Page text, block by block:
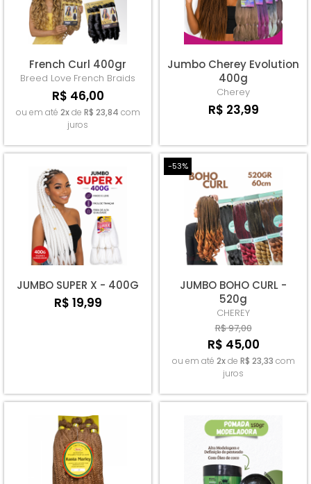
French Curl 400gr
Breed Love French Braids
R$ 46,00
ou em até 2xde R$ 23,84 com
juros
Jumbo Cherey Evolution
400g
Cherey
R$ 23,99
JUMBO SUPER X - 400G
R$ 19,99
-53%
JUMBO BOHO CURL -
520g
CHEREY
R$ 97,00
R$ 45,00
ou em até 2xde R$ 23,33 com
juros